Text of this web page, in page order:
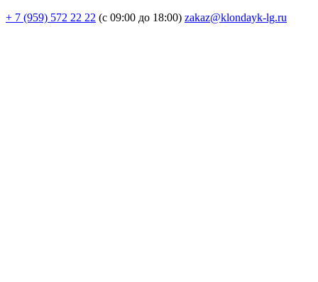
+ 7 (959) 572 22 22 (с 09:00 до 18:00) zakaz@klondayk-lg.ru